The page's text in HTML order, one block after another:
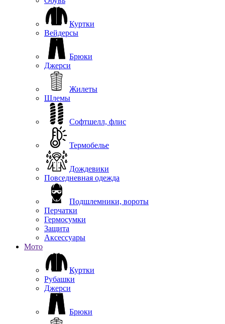
Куртки
Вейдерсы
Брюки
Джерси
Жилеты
Шлемы
Софтшелл, флис
Термобелье
Дождевики
Повседневная одежда
Подшлемники, вороты
Перчатки
Гермосумки
Защита
Аксессуары
Мото
Куртки
Рубашки
Джерси
Брюки